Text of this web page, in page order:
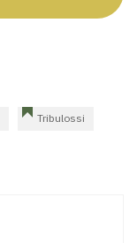
Tribulossi